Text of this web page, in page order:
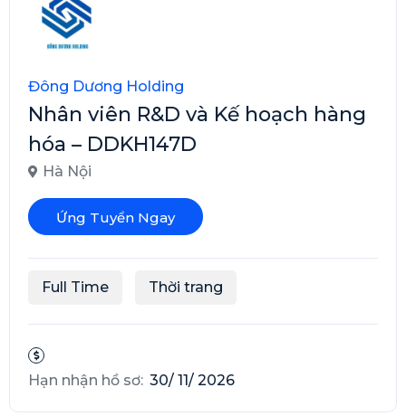
Đông Dương Holding
Nhân viên R&D và Kế hoạch hàng
hóa – DDKH147D
Hà Nội
Ứng Tuyển Ngay
Full Time Thời trang
Hạn nhận hồ sơ: 30/ 11/ 2026